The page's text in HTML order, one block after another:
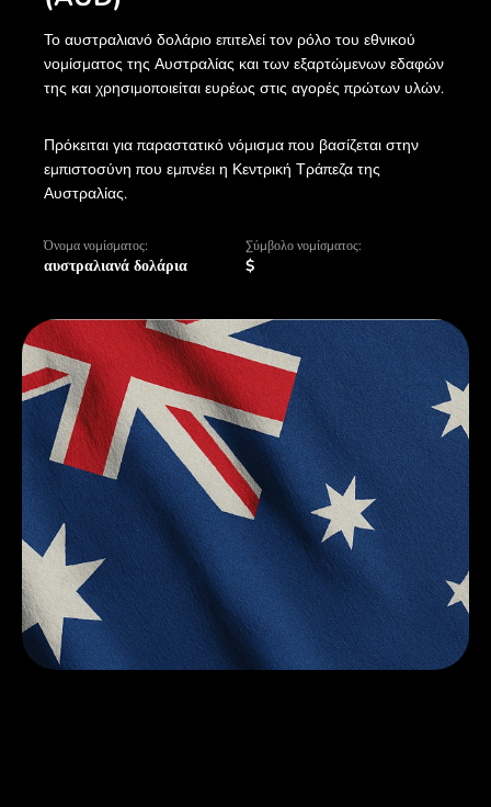
Το αυστραλιανό δολάριο επιτελεί τον ρόλο του εθνικού
νομίσματος της Αυστραλίας και των εξαρτώμενων εδαφών
της και χρησιμοποιείται ευρέως στις αγορές πρώτων υλών.
Πρόκειται για παραστατικό νόμισμα που βασίζεται στην
εμπιστοσύνη που εμπνέει η Κεντρική Τράπεζα της
Αυστραλίας.
Όνομα νομίσματος:
αυστραλιανά δολάρια
Σύμβολο νομίσματος:
$